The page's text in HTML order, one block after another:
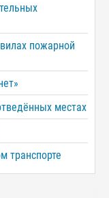
пожарной
местах
транспорте